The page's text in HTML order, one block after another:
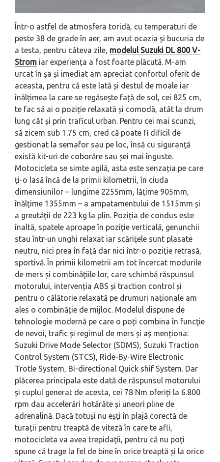
Într-o astfel de atmosfera toridă, cu temperaturi de
peste 38 de grade în aer, am avut ocazia și bucuria de
a testa, pentru câteva zile, modelul Suzuki DL 800 V-
Strom iar experiența a fost foarte plăcută. M-am
urcat în șa și imediat am apreciat confortul oferit de
aceasta, pentru că este lată și destul de moale iar
înălțimea la care se regăsește față de sol, cei 825 cm,
te fac să ai o poziție relaxată și comodă, atât la drum
lung cât și prin traficul urban. Pentru cei mai scunzi,
să zicem sub 1.75 cm, cred că poate fi dificil de
gestionat la semafor sau pe loc, însă cu siguranță
există kit-uri de coborăre sau șei mai înguste.
Motocicleta se simte agilă, asta este senzația pe care
ți-o lasă încă de la primii kilometrii, în ciuda
dimensiunilor – lungime 2255mm, lățime 905mm,
înălțime 1355mm – a ampatamentului de 1515mm și
a greutății de 223 kg la plin. Poziția de condus este
înaltă, spatele aproape în poziție verticală, genunchii
stau într-un unghi relaxat iar scărițele sunt plasate
neutru, nici prea în față dar nici într-o poziție retrasă,
sportivă. În primii kilometrii am tot încercat modurile
de mers și combinățiile lor, care schimbă răspunsul
motorului, intervenția ABS și traction control și
pentru o călătorie relaxată pe drumuri naționale am
ales o combinăție de mijloc. Modelul dispune de
tehnologie modernă pe care o poți combina în funcție
de nevoi, trafic și regimul de mers și aș menționa:
Suzuki Drive Mode Selector (SDMS), Suzuki Traction
Control System (STCS), Ride-By-Wire Electronic
Trotle System, Bi-directional Quick shif System. Dar
plăcerea principala este dată de răspunsul motorului
și cuplul generat de acesta, cei 78 Nm oferiți la 6.800
rpm dau accelerări hotărâte și uneori pline de
adrenalină. Dacă totuși nu eșți în plajă corectă de
turații pentru treaptă de viteză în care te afli,
motocicleta va avea trepidații, pentru că nu poți
spune că trage la fel de bine în orice treaptă și la orice